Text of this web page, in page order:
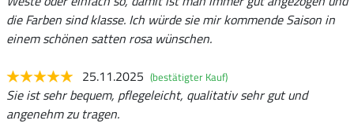
die Farben sind klasse. Ich würde sie mir kommende Saison in
einem schönen satten rosa wünschen.
25.11.2025 (bestätigter Kauf)
Sie ist sehr bequem, pflegeleicht, qualitativ sehr gut und
angenehm zu tragen.